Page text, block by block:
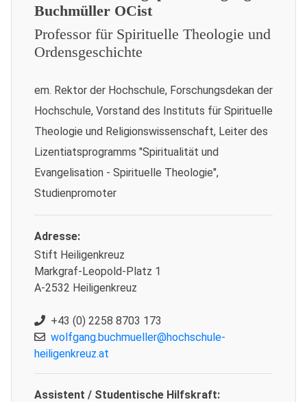
Buchmüller OCist
Professor für Spirituelle Theologie und
Ordensgeschichte
em. Rektor der Hochschule, Forschungsdekan der
Hochschule, Vorstand des Instituts für Spirituelle
Theologie und Religionswissenschaft, Leiter des
Lizentiatsprogramms "Spiritualität und
Evangelisation - Spirituelle Theologie",
Studienpromoter
Adresse:
Stift Heiligenkreuz
Markgraf-Leopold-Platz 1
A-2532 Heiligenkreuz
+43 (0) 2258 8703 173
wolfgang.buchmueller@hochschule-
heiligenkreuz.at
Assistent / Studentische Hilfskraft: